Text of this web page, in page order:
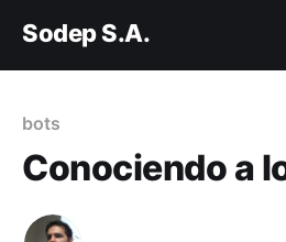
Sodep S.A.
bots
Conociendo a